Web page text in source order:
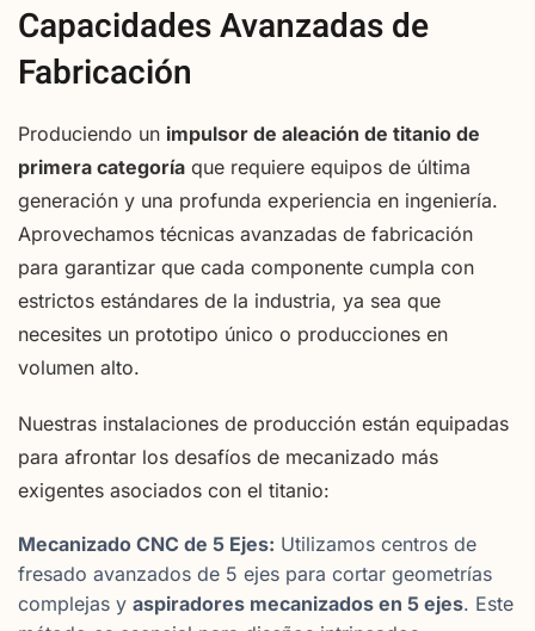
Capacidades Avanzadas de
Fabricación
Produciendo un impulsor de aleación de titanio de
primera categoría que requiere equipos de última
generación y una profunda experiencia en ingeniería.
Aprovechamos técnicas avanzadas de fabricación
para garantizar que cada componente cumpla con
estrictos estándares de la industria, ya sea que
necesites un prototipo único o producciones en
volumen alto.
Nuestras instalaciones de producción están equipadas
para afrontar los desafíos de mecanizado más
exigentes asociados con el titanio:
Mecanizado CNC de 5 Ejes: Utilizamos centros de
fresado avanzados de 5 ejes para cortar geometrías
complejas y aspiradores mecanizados en 5 ejes. Este